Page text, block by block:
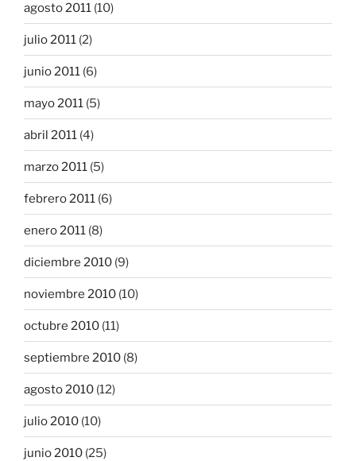
agosto 2011 (10)
julio 2011 (2)
junio 2011 (6)
mayo 2011 (5)
abril 2011 (4)
marzo 2011 (5)
febrero 2011 (6)
enero 2011 (8)
diciembre 2010 (9)
noviembre 2010 (10)
octubre 2010 (11)
septiembre 2010 (8)
agosto 2010 (12)
julio 2010 (10)
junio 2010 (25)